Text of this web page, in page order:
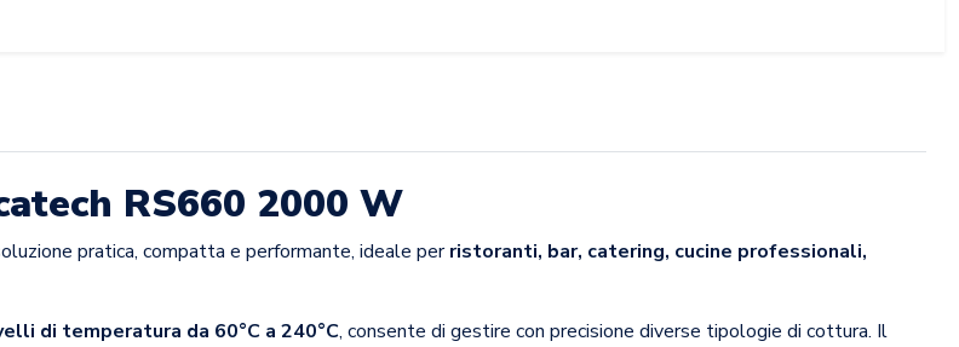
RS660 2000 W
pratica, compatta e performante, ideale perristoranti, bar, catering, cucine professionali,
di temperatura da 60°C a 240°C, consente di gestire con precisione diverse tipologie di cottura. Il